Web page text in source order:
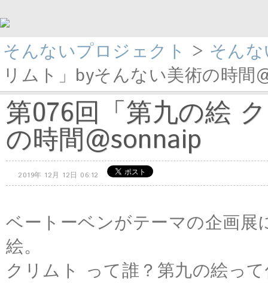
そんないプロジェクト > そん
リムト」byそんない美術の時間
第076回「第九の絵
の時間@sonnaip
2019年 12月 12日 06:12
ベートーベンがテーマの企画
絵。
クリムト って誰？第九の絵っ